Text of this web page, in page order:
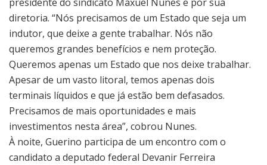
diretoria. “Nós precisamos de um Estado que seja um
indutor, que deixe a gente trabalhar. Nós não
queremos grandes benefícios e nem proteção.
Queremos apenas um Estado que nos deixe trabalhar.
Apesar de um vasto litoral, temos apenas dois
terminais líquidos e que já estão bem defasados.
Precisamos de mais oportunidades e mais
investimentos nesta área”, cobrou Nunes.
À noite, Guerino participa de um encontro com o
candidato a deputado federal Devanir Ferreira